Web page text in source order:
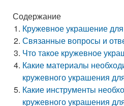
Содержание
Кружевное украшение
Связанные вопросы и
Что такое кружевное
Какие материалы
кружевного украшения
Какие инструменты
кружевного украшения